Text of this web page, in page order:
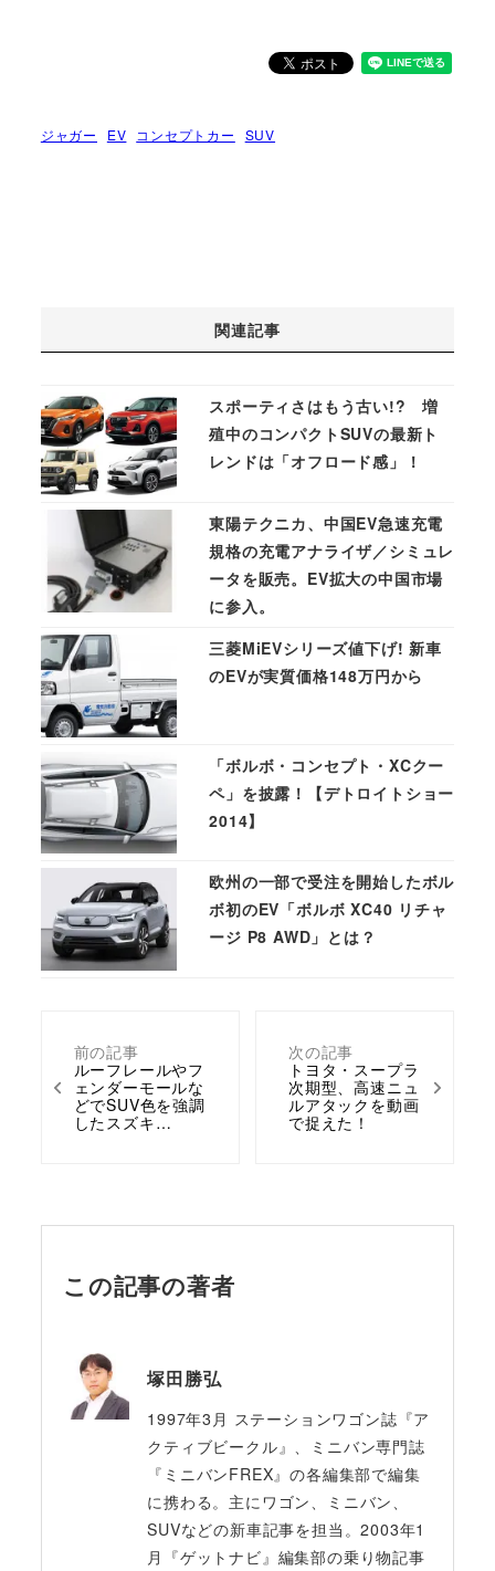
ジャガー EV コンセプトカー SUV
前の記事
ルーフレールやフ
ェンダーモールな
どでSUV色を強調
したスズキ…
次の記事
トヨタ・スープラ
次期型、高速ニュ
ルアタックを動画
で捉えた！
関連記事
スポーティさはもう古い!? 増
殖中のコンパクトSUVの最新ト
レンドは「オフロード感」！
東陽テクニカ、中国EV急速充電
規格の充電アナライザ／シミュレ
ータを販売。EV拡大の中国市場
に参入。
三菱MiEVシリーズ値下げ! 新車
のEVが実質価格148万円から
「ボルボ・コンセプト・XCクー
ペ」を披露！【デトロイトショー
2014】
欧州の一部で受注を開始したボル
ボ初のEV「ボルボ XC40 リチャ
ージ P8 AWD」とは？
この記事の著者
塚田勝弘
1997年3月 ステーションワゴン誌『ア
クティブビークル』、ミニバン専門誌
『ミニバンFREX』の各編集部で編集
に携わる。主にワゴン、ミニバン、
SUVなどの新車記事を担当。2003年1
月『ゲットナビ』編集部の乗り物記事